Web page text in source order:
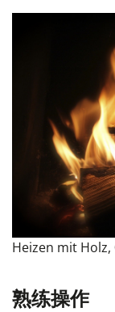
Heizen mit
熟练操作